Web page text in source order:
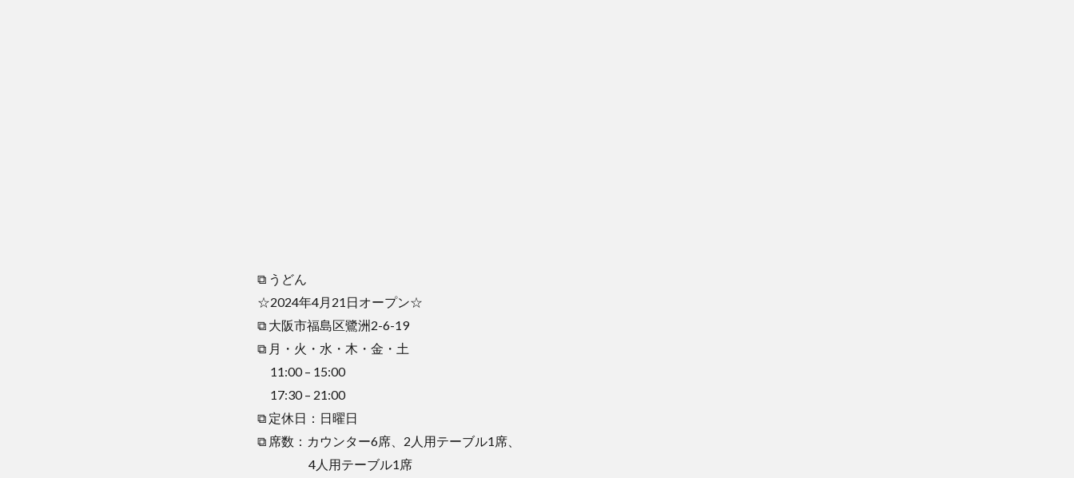
⧉ うどん
☆2024年4月21日オープン☆
⧉ 大阪市福島区鷺洲2-6-19
⧉ 月・火・水・木・金・土
11:00 – 15:00
17:30 – 21:00
⧉ 定休日：日曜日
⧉ 席数：カウンター6席、2人用テーブル1席、
4人用テーブル1席